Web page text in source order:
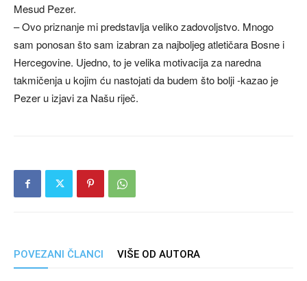
Mesud Pezer.
– Ovo priznanje mi predstavlja veliko zadovoljstvo. Mnogo
sam ponosan što sam izabran za najboljeg atletičara Bosne i
Hercegovine. Ujedno, to je velika motivacija za naredna
takmičenja u kojim ću nastojati da budem što bolji -kazao je
Pezer u izjavi za Našu riječ.
POVEZANI ČLANCI VIŠE OD AUTORA